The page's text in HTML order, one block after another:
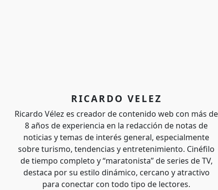
RICARDO VELEZ
Ricardo Vélez es creador de contenido web con más de
8 años de experiencia en la redacción de notas de
noticias y temas de interés general, especialmente
sobre turismo, tendencias y entretenimiento. Cinéfilo
de tiempo completo y “maratonista” de series de TV,
destaca por su estilo dinámico, cercano y atractivo
para conectar con todo tipo de lectores.